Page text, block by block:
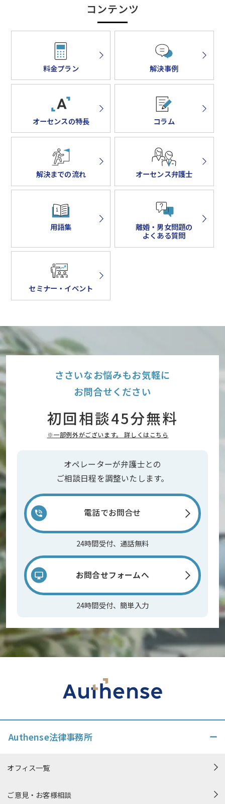
コンテンツ
料金プラン 解決事例
オーセンスの特長 コラム
解決までの流れ オーセンス弁護士
用語集
離婚・男女問題の
よくある質問
セミナー・イベント
ささいなお悩みもお気軽に
お問合せください
初回相談45分無料
※一部例外がございます。 詳しくはこちら
オペレーターが弁護士との
ご相談日程を調整いたします。
電話でお問合せ
24時間受付、通話無料
お問合せフォームへ
24時間受付、簡単入力
Authense法律事務所
オフィス一覧
ご意見・お客様相談